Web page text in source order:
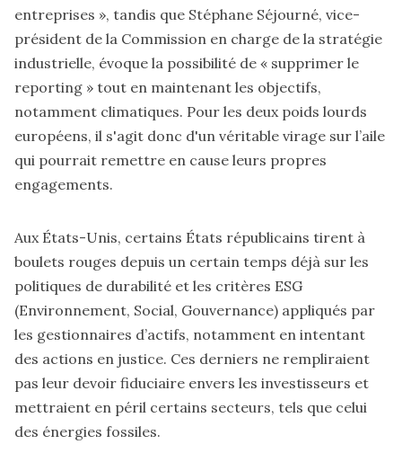
entreprises », tandis que Stéphane Séjourné, vice-
président de la Commission en charge de la stratégie
industrielle, évoque la possibilité de « supprimer le
reporting » tout en maintenant les objectifs,
notamment climatiques. Pour les deux poids lourds
européens, il s'agit donc d'un véritable virage sur l’aile
qui pourrait remettre en cause leurs propres
engagements.
Aux États-Unis, certains États républicains tirent à
boulets rouges depuis un certain temps déjà sur les
politiques de durabilité et les critères ESG
(Environnement, Social, Gouvernance) appliqués par
les gestionnaires d’actifs, notamment en intentant
des actions en justice. Ces derniers ne rempliraient
pas leur devoir fiduciaire envers les investisseurs et
mettraient en péril certains secteurs, tels que celui
des énergies fossiles.